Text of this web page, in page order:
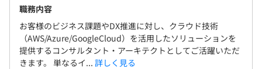
職務内容
お客様のビジネス課題やDX推進に対し、クラウド技術
（AWS/Azure/GoogleCloud）を活用したソリューションを
提供するコンサルタント・アーキテクトとしてご活躍いただ
きます。 単なるイ... 詳しく見る